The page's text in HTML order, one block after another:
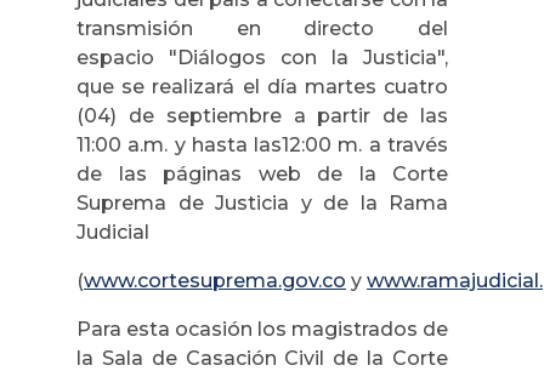
transmisión en directo del
espacio "Diálogos con la Justicia",
que se realizará el día martes cuatro
(04) de septiembre a partir de las
11:00 a.m. y hasta las12:00 m. a través
de las páginas web de la Corte
Suprema de Justicia y de la Rama
Judicial
(www.cortesuprema.gov.co y
Para esta ocasión los magistrados de
la Sala de Casación Civil de la Corte